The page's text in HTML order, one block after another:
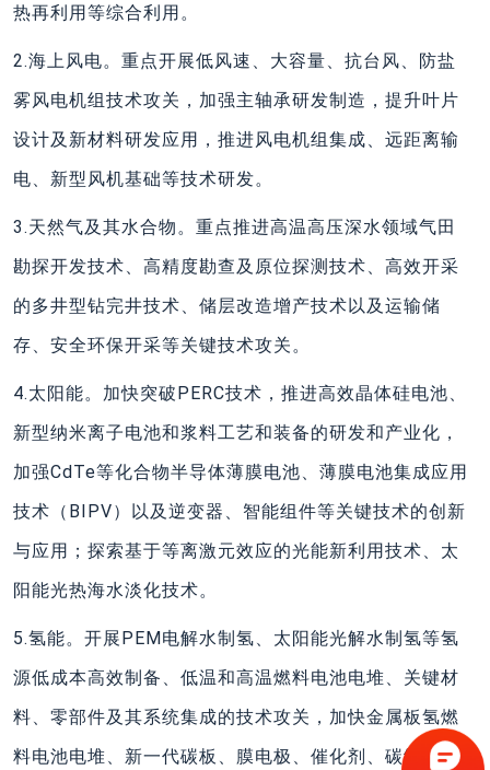
热再利用等综合利用。
2.海上风电。重点开展低风速、大容量、抗台风、防盐
雾风电机组技术攻关，加强主轴承研发制造，提升叶片
设计及新材料研发应用，推进风电机组集成、远距离输
电、新型风机基础等技术研发。
3.天然气及其水合物。重点推进高温高压深水领域气田
勘探开发技术、高精度勘查及原位探测技术、高效开采
的多井型钻完井技术、储层改造增产技术以及运输储
存、安全环保开采等关键技术攻关。
4.太阳能。加快突破PERC技术，推进高效晶体硅电池、
新型纳米离子电池和浆料工艺和装备的研发和产业化，
加强CdTe等化合物半导体薄膜电池、薄膜电池集成应用
技术（BIPV）以及逆变器、智能组件等关键技术的创新
与应用；探索基于等离激元效应的光能新利用技术、太
阳能光热海水淡化技术。
5.氢能。开展PEM电解水制氢、太阳能光解水制氢等氢
源低成本高效制备、低温和高温燃料电池电堆、关键材
料、零部件及其系统集成的技术攻关，加快金属板氢燃
料电池电堆、新一代碳板、膜电极、催化剂、碳纸以及